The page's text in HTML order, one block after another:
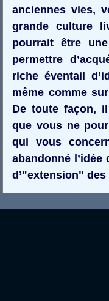
anciennes vies,
grande culture
pourrait être
permettre
riche éventail
même comme
De toute façon,
que vous ne
qui vous
abandonné l’idée
d’"extension" des